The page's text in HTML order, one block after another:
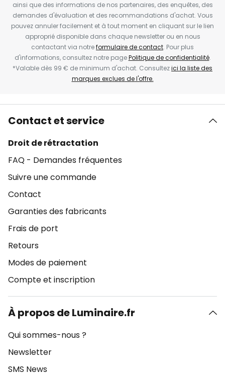
ainsi que des informations de nos partenaires, des enquêtes, des
demandes d'évaluation et des recommandations d'achat. Vous
pouvez annuler facilement et à tout moment en cliquant sur le lien
approprié disponible dans chaque newsletter ou en nous
contactant via notreformulaire de contact. Pour plus
d'informations, consultez notre pagePolitique de confidentialité.
*Valable dès 99 € de minimum d'achat. Consultezici la liste des
marques exclues de l'offre.
Contact et service
Droit de rétractation
FAQ - Demandes fréquentes
Suivre une commande
Contact
Garanties des fabricants
Frais de port
Retours
Modes de paiement
Compte et inscription
À propos de Luminaire.fr
Qui sommes-nous ?
Newsletter
SMS News